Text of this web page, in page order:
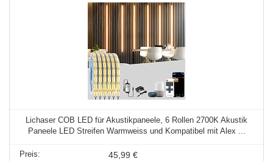
Lichaser COB LED für Akustikpaneele, 6 Rollen 2700K Akustik
Paneele LED Streifen Warmweiss und Kompatibel mit Alex ...
45,99 €